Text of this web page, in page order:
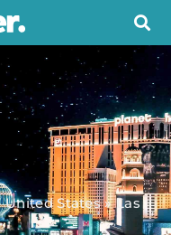
United States»Las